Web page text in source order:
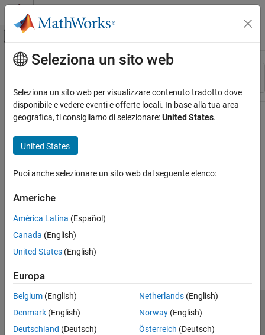
Vai al contenuto
Attiva/disattiva menu di navigazione
Risorsa
Stato
Contenuto principale
Seleziona un sito web
Seleziona un sito web per visualizzare contenuto tradotto dove
disponibile e vedere eventi e offerte locali. In base alla tua area
geografica, ti consigliamo di selezionare:United States.
United States
Puoi anche selezionare un sito web dal seguente elenco:
Americhe
América Latina (Español)
Canada (English)
United States (English)
Europa
Belgium (English)
Denmark (English)
Deutschland (Deutsch)
Netherlands(English)
Norway(English)
Österreich (Deutsch)
Centro di fiducia
Informativa sulla privacy
Antipirateria
Stato dell'applicazione
Contatti